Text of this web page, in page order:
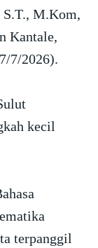
M.Kom,
Kantale,
7/2026).
kecil
terpanggil